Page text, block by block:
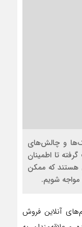
و چالش‌های
تا اطمینان
هستند که ممکن
شویم.
آنلاین فروش